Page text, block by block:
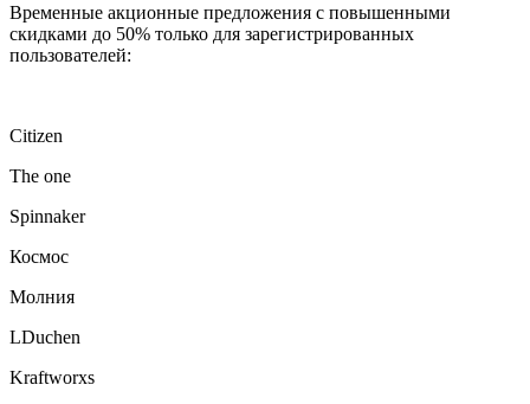
Временные акционные предложения с повышенными
скидками до 50% только для зарегистрированных
пользователей:
Citizen
The one
Spinnaker
Космос
Молния
LDuchen
Kraftworxs